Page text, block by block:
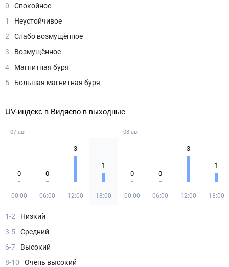
0
Спокойное
1
Неустойчивое
2
Слабо возмущённое
3
Возмущённое
4
Магнитная буря
5
Большая магнитная буря
UV-индекс в Видяево в выходные
07 авг
0
00:00
0
06:00
3
12:00
1
18:00
08 авг
0
00:00
0
06:00
3
12:00
1
18:00
1-2
Низкий
3-5
Средний
6-7
Высокий
8-10
Очень высокий